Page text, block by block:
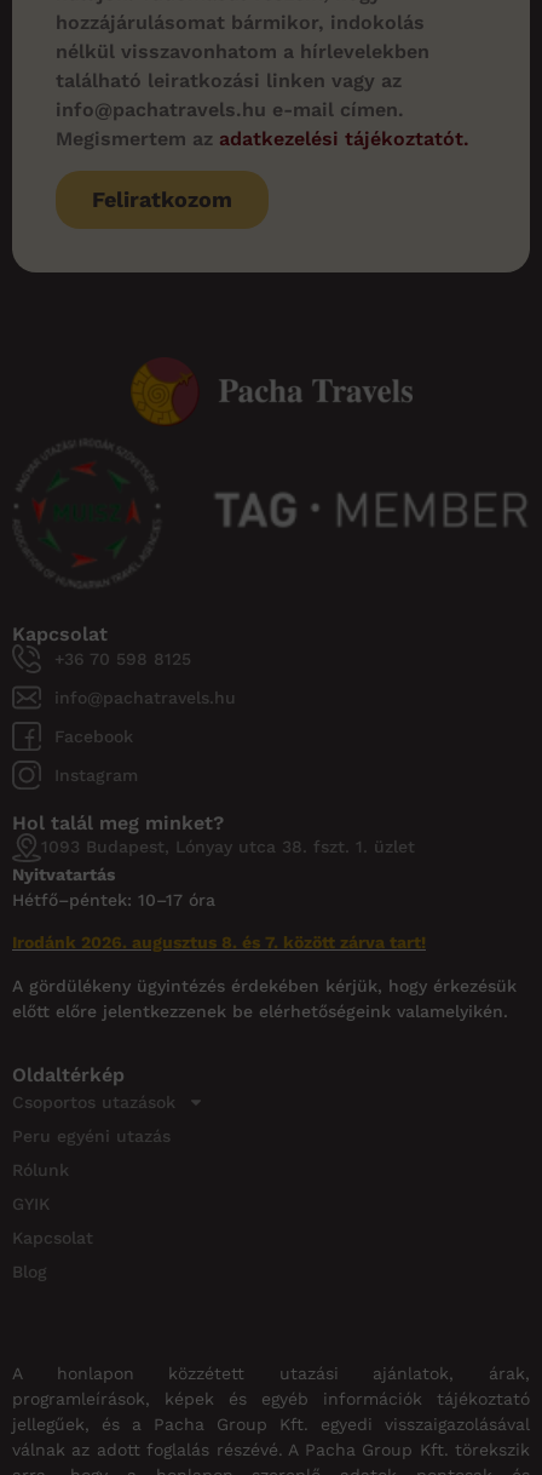
hozzájárulásomat bármikor, indokolás
nélkül visszavonhatom a hírlevelekben
található leiratkozási linken vagy az
info@pachatravels.hu e-mail címen.
Megismertem az adatkezelési tájékoztatót.
Feliratkozom
Kapcsolat
+36 70 598 8125
info@pachatravels.hu
Facebook
Instagram
Hol talál meg minket?
1093 Budapest, Lónyay utca 38. fszt. 1. üzlet
Nyitvatartás
Hétfő–péntek: 10–17 óra
Irodánk 2026. augusztus 8. és 7. között zárva tart!
A gördülékeny ügyintézés érdekében kérjük, hogy érkezésük
előtt előre jelentkezzenek be elérhetőségeink valamelyikén.
Oldaltérkép
Csoportos utazások
Peru egyéni utazás
Rólunk
GYIK
Kapcsolat
Blog
A honlapon közzétett utazási ajánlatok, árak,
programleírások, képek és egyéb információk tájékoztató
jellegűek, és a Pacha Group Kft. egyedi visszaigazolásával
válnak az adott foglalás részévé. A Pacha Group Kft. törekszik